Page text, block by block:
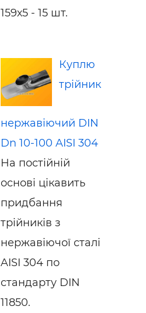
159х5 - 15 шт.
Куплю
трійник
нержавіючий DIN
Dn 10-100 AISI 304
На постійній
основі цікавить
придбання
трійників з
нержавіючої сталі
AISI 304 по
стандарту DIN
11850.